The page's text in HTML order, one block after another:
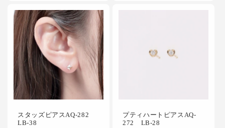
スタッズピアスAQ-282
LB-38
プティハートピアスAQ-
272 LB-28